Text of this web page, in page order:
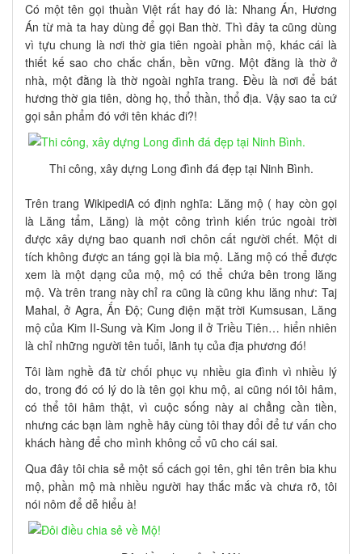
Có một tên gọi thuần Việt rất hay đó là: Nhang Án, Hương
Án từ mà ta hay dùng để gọi Ban thờ. Thì đây ta cũng dùng
vì tựu chung là nơi thờ gia tiên ngoài phần mộ, khác cái là
thiết kế sao cho chắc chắn, bền vững. Một đằng là thờ ở
nhà, một đằng là thờ ngoài nghĩa trang. Đều là nơi để bát
hương thờ gia tiên, dòng họ, thổ thần, thổ địa. Vậy sao ta cứ
gọi sản phẩm đó với tên khác đi?!
Thi công, xây dựng Long đình đá đẹp tại Ninh Bình.
Trên trang WikipediA có định nghĩa: Lăng mộ ( hay còn gọi
là Lăng tẩm, Lăng) là một công trình kiến trúc ngoài trời
được xây dựng bao quanh nơi chôn cất người chết. Một di
tích không được an táng gọi là bia mộ. Lăng mộ có thể được
xem là một dạng của mộ, mộ có thể chứa bên trong lăng
mộ. Và trên trang này chỉ ra cũng là cũng khu lăng như: Taj
Mahal, ở Agra, Ấn Độ; Cung điện mặt trời Kumsusan, Lăng
mộ của Kim II-Sung và Kim Jong il ở Triều Tiên… hiển nhiên
là chỉ những người tên tuổi, lãnh tụ của địa phương đó!
Tôi làm nghề đã từ chối phục vụ nhiều gia đình vì nhiều lý
do, trong đó có lý do là tên gọi khu mộ, ai cũng nói tôi hâm,
có thể tôi hâm thật, vì cuộc sống này ai chẳng cần tiền,
nhưng các bạn làm nghề hãy cùng tôi thay đổi để tư vấn cho
khách hàng để cho mình không cổ vũ cho cái sai.
Qua đây tôi chia sẻ một số cách gọi tên, ghi tên trên bia khu
mộ, phần mộ mà nhiều người hay thắc mắc và chưa rõ, tôi
nói nôm để dễ hiểu à!